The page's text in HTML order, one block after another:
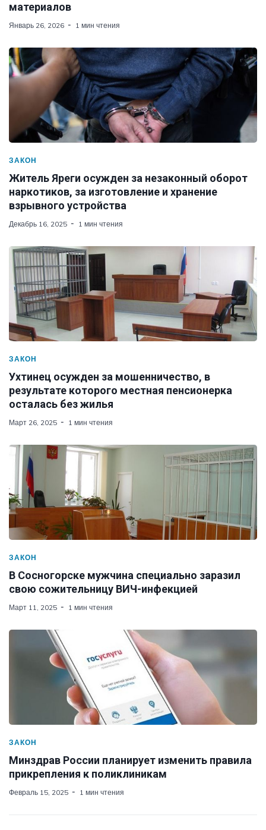
материалов
Январь 26, 2026 1 мин чтения
ЗАКОН
Житель Яреги осужден за незаконный оборот
наркотиков, за изготовление и хранение
взрывного устройства
Декабрь 16, 2025 1 мин чтения
ЗАКОН
Ухтинец осужден за мошенничество, в
результате которого местная пенсионерка
осталась без жилья
Март 26, 2025 1 мин чтения
ЗАКОН
В Сосногорске мужчина специально заразил
свою сожительницу ВИЧ-инфекцией
Март 11, 2025 1 мин чтения
ЗАКОН
Минздрав России планирует изменить правила
прикрепления к поликлиникам
Февраль 15, 2025 1 мин чтения